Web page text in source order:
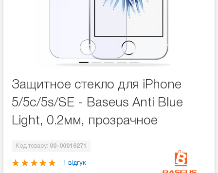
Защитное стекло для iPhone
5/5c/5s/SE - Baseus Anti Blue
Light, 0.2мм, прозрачное
Код товару: 00-00016271
1 відгук